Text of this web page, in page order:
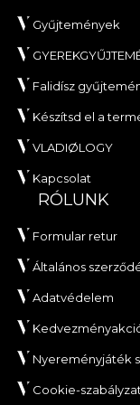
Gyűjtemények
Falidísz
Készítsd el a
VLADIØLOGY
Kapcsolat
RÓLUNK
Formular retur
Általános
Adatvédelem
Nyereményjáték
Cookie-szabályzat